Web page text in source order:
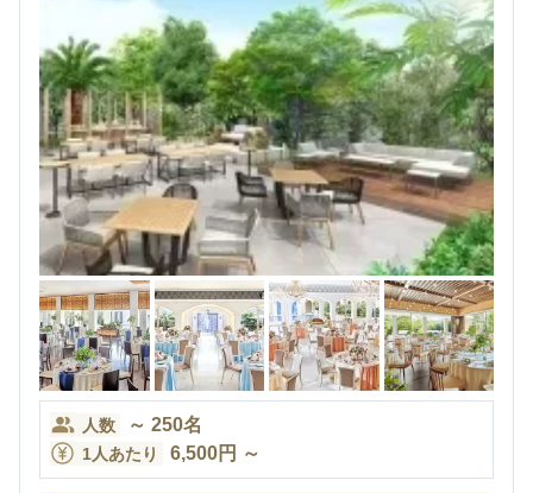
人数 ～ 250名
1人あたり 6,500円 ～